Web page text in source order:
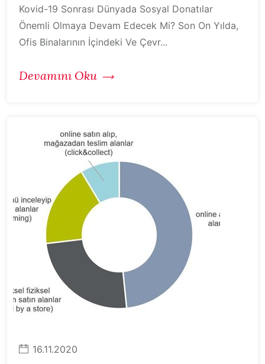
Kovid-19 Sonrası Dünyada Sosyal Donatılar
Önemli Olmaya Devam Edecek Mi? Son On Yılda,
Ofis Binalarının İçindeki Ve Çevr...
Devamını Oku
16.11.2020